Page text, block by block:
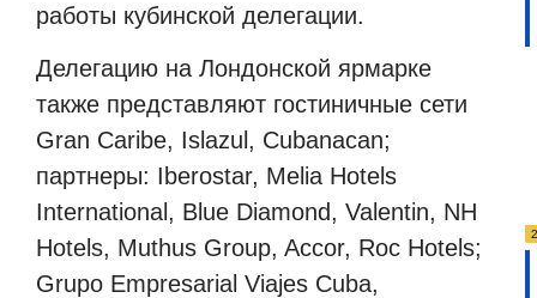
работы кубинской делегации.
Делегацию на Лондонской ярмарке
также представляют гостиничные сети
Gran Caribe, Islazul, Cubanacan;
партнеры: Iberostar, Melia Hotels
International, Blue Diamond, Valentin, NH
Hotels, Muthus Group, Accor, Roc Hotels;
Grupo Empresarial Viajes Cuba,